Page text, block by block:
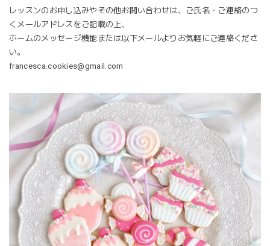
レッスンのお申し込みやその他お問い合わせは、ご氏名・ご連絡のつ
くメールアドレスをご記載の上、
ホームのメッセージ機能または以下メールよりお気軽にご連絡くださ
い。
francesca.cookies@gmail.com